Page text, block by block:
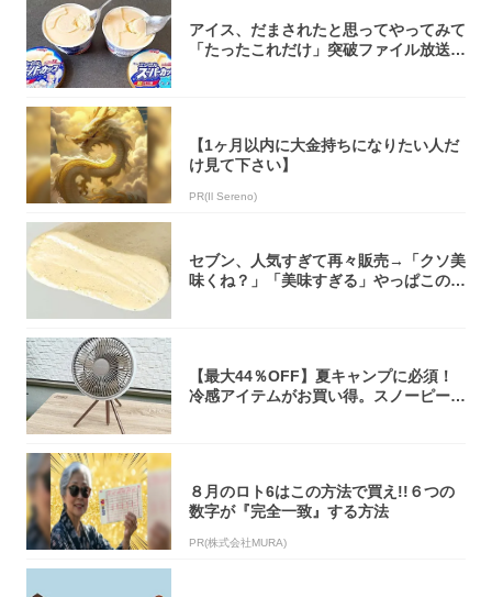
アイス、だまされたと思ってやってみて
「たったこれだけ」突破ファイル放送で
【1ヶ月以内に大金持ちになりたい人だ
け見て下さい】
PR(Il Sereno)
セブン、人気すぎて再々販売→「クソ美
味くね？」「美味すぎる」やっぱこのク
【最大44％OFF】夏キャンプに必須！
冷感アイテムがお買い得。スノーピー
８月のロト6はこの方法で買え!!６つの
数字が『完全一致』する方法
PR(株式会社MURA)